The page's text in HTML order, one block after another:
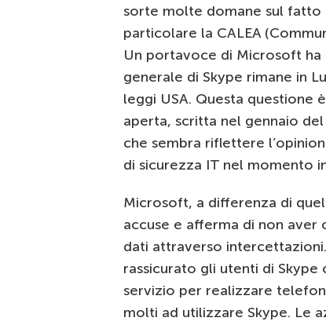
sorte molte domane sul fatto
particolare la CALEA
Un portavoce di Microsoft ha
generale di Skype rimane in
leggi USA. Questa
aperta, scritta nel gennaio
che sembra riflettere
di sicurezza IT nel momento
Microsoft, a differenza di
accuse e afferma di non
dati attraverso
rassicurato gli utenti di
servizio per realizzare
molti ad utilizzare Skype. Le